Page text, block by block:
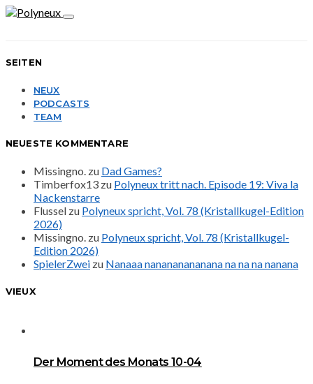
SEITEN
NEUX
PODCASTS
TEAM
NEUESTE KOMMENTARE
Missingno. zu Dad Games?
Timberfox13 zu Polyneux tritt nach. Episode 19: Viva la
Nackenstarre
Flussel zu Polyneux spricht, Vol. 78 (Kristallkugel-Edition
2026)
Missingno. zu Polyneux spricht, Vol. 78 (Kristallkugel-
Edition 2026)
SpielerZwei zu Nanaaa nanananananana na na na nanana
VIEUX
Der Moment des Monats 10-04